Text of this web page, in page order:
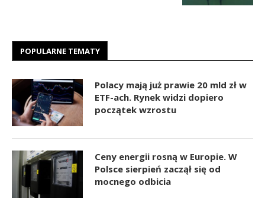
POPULARNE TEMATY
Polacy mają już prawie 20 mld zł w
ETF-ach. Rynek widzi dopiero
początek wzrostu
Ceny energii rosną w Europie. W
Polsce sierpień zaczął się od
mocnego odbicia